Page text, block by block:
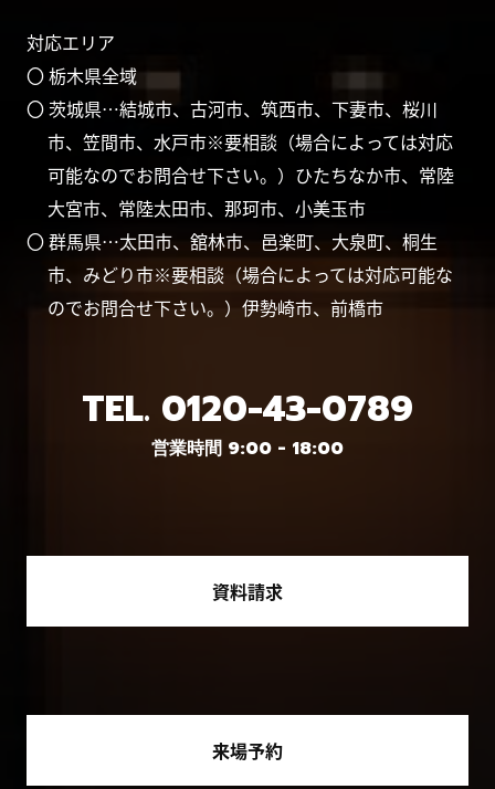
対応エリア
〇 栃木県全域
〇 茨城県…結城市、古河市、筑西市、下妻市、桜川
市、笠間市、水戸市※要相談（場合によっては対応
可能なのでお問合せ下さい。）ひたちなか市、常陸
大宮市、常陸太田市、那珂市、小美玉市
〇 群馬県…太田市、舘林市、邑楽町、大泉町、桐生
市、みどり市※要相談（場合によっては対応可能な
のでお問合せ下さい。）伊勢崎市、前橋市
TEL. 0120-43-0789
営業時間 9:00 - 18:00
資料請求
来場予約